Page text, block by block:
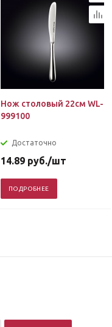
Нож столовый 22см WL-
999100
Достаточно
14.89 руб./шт
ПОДРОБНЕЕ